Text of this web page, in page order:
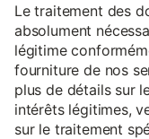
Le traitement des
absolument
légitime
fourniture de nos
plus de détails sur
intérêts légitimes,
sur le traitement